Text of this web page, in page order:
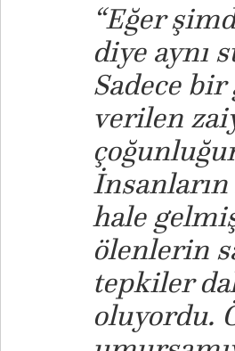
“Eğer
diye aynı
Sadece
verilen
İnsanların
hale
ölenlerin
tepkiler
oluyordu.